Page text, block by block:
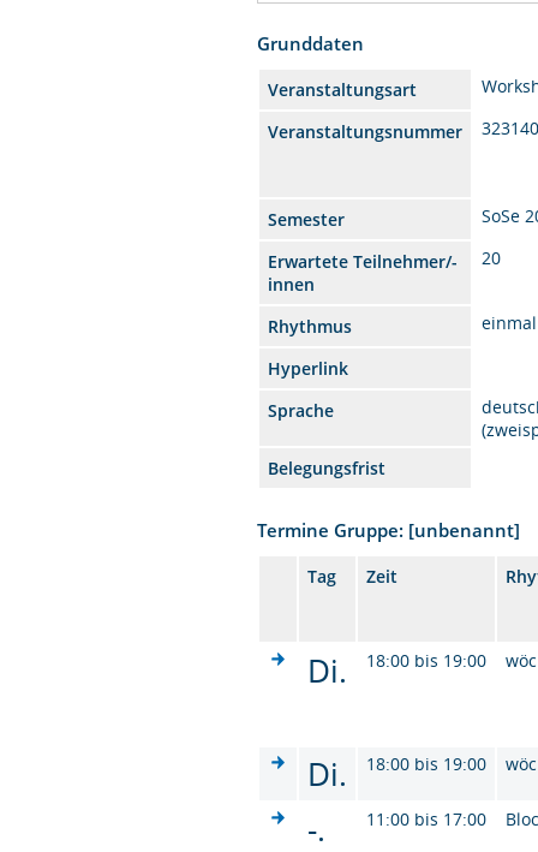
Grunddaten
Veranstaltungsart
Veranstaltungsnummer
Semester
SoSe
Erwartete Teilnehmer/-
innen
20
Rhythmus
Hyperlink
Sprache
Belegungsfrist
Termine Gruppe: [unbenannt]
Tag Zeit
Di. 18:00 bis 19:00
Di. 18:00 bis 19:00
-. 11:00 bis 17:00